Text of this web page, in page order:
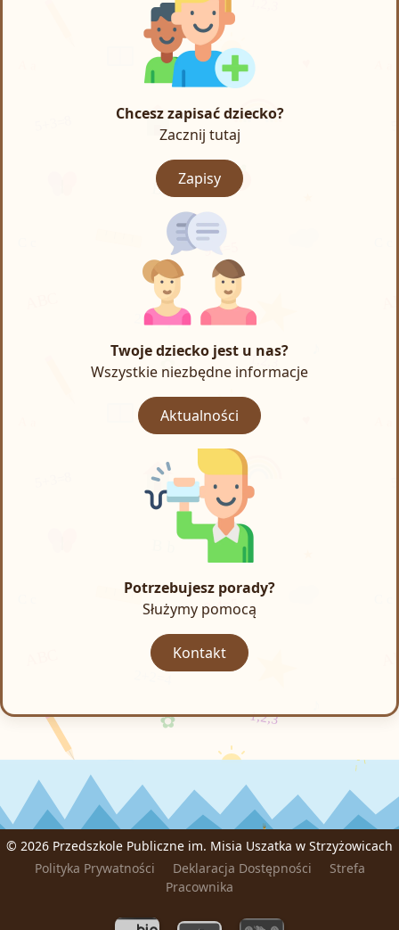
Chcesz zapisać dziecko?
Zacznij tutaj
Zapisy
Twoje dziecko jest u nas?
Wszystkie niezbędne informacje
Aktualności
Potrzebujesz porady?
Służymy pomocą
Kontakt
© 2026 Przedszkole Publiczne im. Misia Uszatka w Strzyżowicach
Polityka Prywatności
Deklaracja Dostępności
Strefa
Pracownika